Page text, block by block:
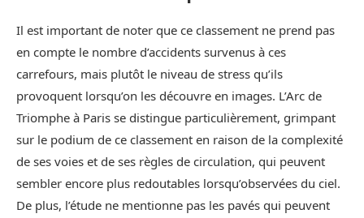
Il est important de noter que ce classement ne prend pas
en compte le nombre d’accidents survenus à ces
carrefours, mais plutôt le niveau de stress qu’ils
provoquent lorsqu’on les découvre en images. L’Arc de
Triomphe à Paris se distingue particulièrement, grimpant
sur le podium de ce classement en raison de la complexité
de ses voies et de ses règles de circulation, qui peuvent
sembler encore plus redoutables lorsqu’observées du ciel.
De plus, l’étude ne mentionne pas les pavés qui peuvent